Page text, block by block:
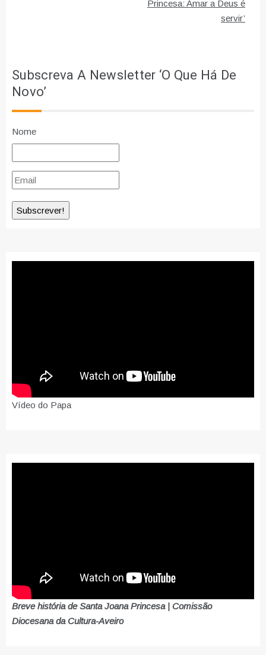
Princesa: Amar a Deus é
servir’
Subscreva A Newsletter ‘O Que Há De
Novo’
Nome
Vídeo do Papa
Breve história de Santa Joana Princesa | Comissão
Diocesana da Cultura-Aveiro